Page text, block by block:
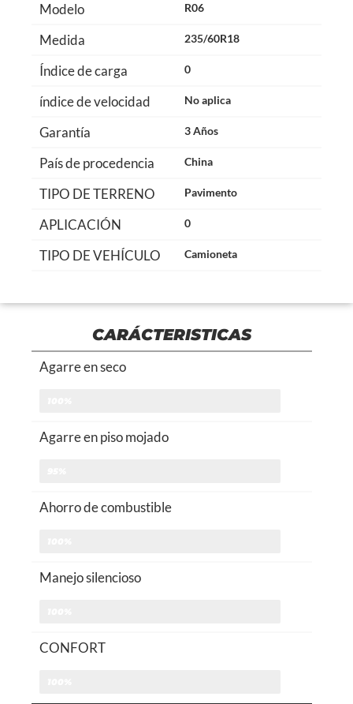
Modelo R06
Medida 235/60R18
Índice de carga 0
índice de velocidad No aplica
Garantía 3 Años
País de procedencia China
TIPO DE TERRENO Pavimento
APLICACIÓN 0
TIPO DE VEHÍCULO Camioneta
CARÁCTERISTICAS
Agarre en seco
Agarre en piso mojado
Ahorro de combustible
Manejo silencioso
CONFORT